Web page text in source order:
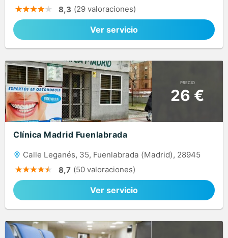
8,3 (29 valoraciones)
Ver servicio
PRECIO
26 €
Clínica Madrid Fuenlabrada
Calle Leganés, 35, Fuenlabrada (Madrid), 28945
8,7 (50 valoraciones)
Ver servicio